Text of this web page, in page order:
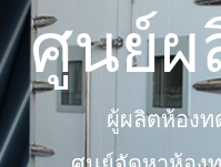
ศูนย์
ผู้ผลิตห้อง